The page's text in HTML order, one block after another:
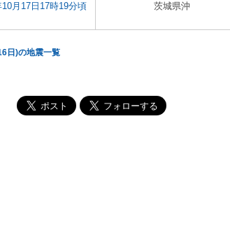
10月17日17時19分頃 茨城県沖
日)の地震一覧